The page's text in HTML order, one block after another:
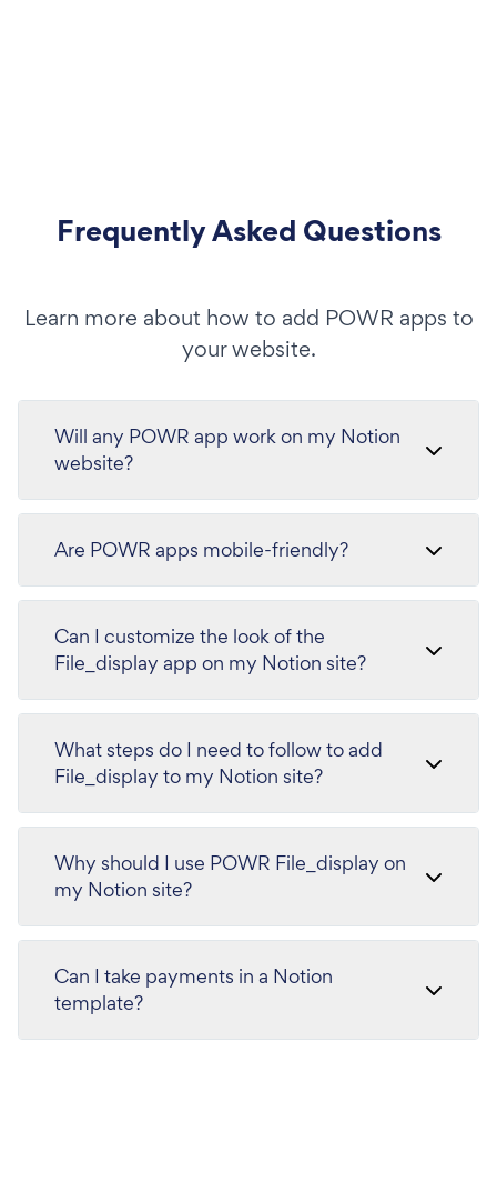
Frequently Asked Questions
Learn more about how to add POWR apps to
your website.
Will any POWR app work on my Notion
website?
Are POWR apps mobile-friendly?
Can I customize the look of the
File_display app on my Notion site?
What steps do I need to follow to add
File_display to my Notion site?
Why should I use POWR File_display on
my Notion site?
Can I take payments in a Notion
template?